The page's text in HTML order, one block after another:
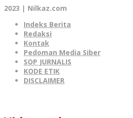
2023 | Nilkaz.com
Indeks Berita
Redaksi
Kontak
Pedoman Media Siber
SOP JURNALIS
KODE ETIK
DISCLAIMER